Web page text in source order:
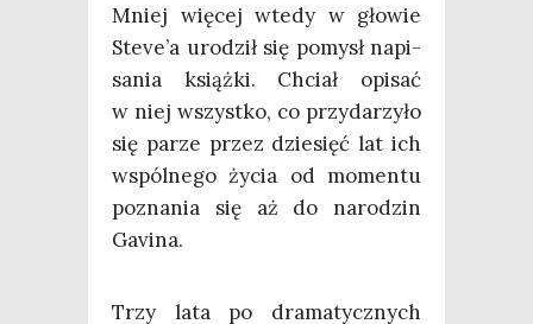
Mniej wię­cej wte­dy w gło­wie
Steve’a uro­dził się pomysł napi­
sa­nia książ­ki. Chciał opi­sać
w niej wszyst­ko, co przy­da­rzy­ło
się parze przez dzie­sięć lat ich
wspól­ne­go życia od momen­tu
pozna­nia się aż do naro­dzin
Gavina.
Trzy lata po dra­ma­tycz­nych